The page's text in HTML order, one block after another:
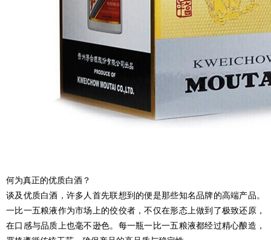
何为真正的优质白酒？
谈及优质白酒，许多人首先联想到的便是那些知名品牌的高端产品。
一比一五粮液作为市场上的佼佼者，不仅在形态上做到了极致还原，
在口感与品质上也毫不逊色。每一瓶一比一五粮液都经过精心酿造，